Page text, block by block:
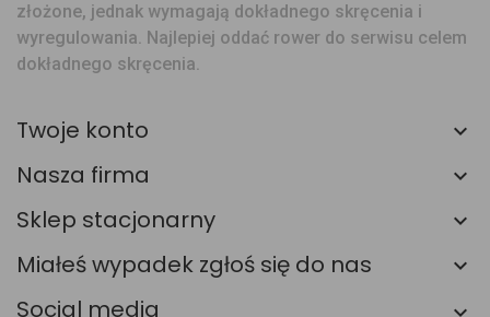
złożone, jednak wymagają dokładnego skręcenia i
wyregulowania. Najlepiej oddać rower do serwisu celem
dokładnego skręcenia.
Twoje konto
Nasza firma
Sklep stacjonarny
Miałeś wypadek zgłoś się do nas
Social media